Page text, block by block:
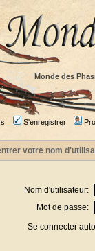
Monde des
S'enregistrer
votre nom
Nom d'utilisateur:
Mot de passe:
Se connecter